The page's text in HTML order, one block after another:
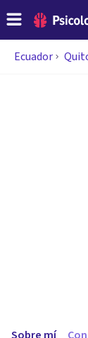
Ecuador